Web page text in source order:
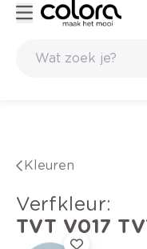
Kleuren
verfkleur:
TVT V017